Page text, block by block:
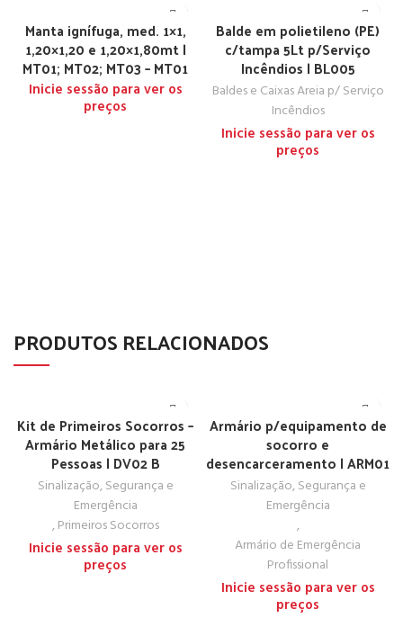
Manta ignífuga, med. 1×1,
1,20×1,20 e 1,20×1,80mt |
MT01; MT02; MT03 – MT01
Inicie sessão para ver os
preços
Balde em polietileno (PE)
c/tampa 5Lt p/Serviço
Incêndios | BL005
Baldes e Caixas Areia p/ Serviço
Incêndios
Inicie sessão para ver os
preços
PRODUTOS RELACIONADOS
Kit de Primeiros Socorros –
Armário Metálico para 25
Pessoas | DV02 B
Sinalização, Segurança e
Emergência
,Primeiros Socorros
Inicie sessão para ver os
preços
Armário p/equipamento de
socorro e
desencarceramento | ARM01
Sinalização, Segurança e
Emergência
,
Armário de Emergência
Profissional
Inicie sessão para ver os
preços